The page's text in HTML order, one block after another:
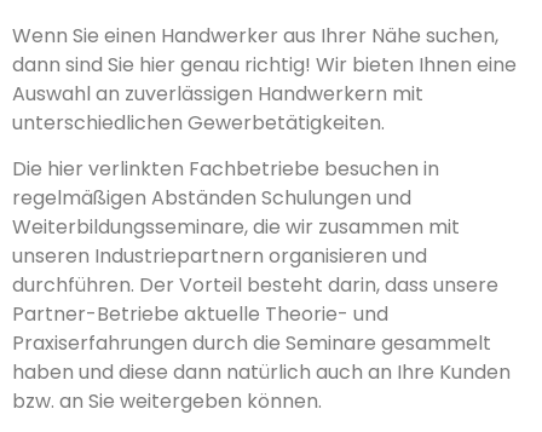
Wenn Sie einen Handwerker aus Ihrer Nähe suchen,
dann sind Sie hier genau richtig! Wir bieten Ihnen eine
Auswahl an zuverlässigen Handwerkern mit
unterschiedlichen Gewerbetätigkeiten.
Die hier verlinkten Fachbetriebe besuchen in
regelmäßigen Abständen Schulungen und
Weiterbildungsseminare, die wir zusammen mit
unseren Industriepartnern organisieren und
durchführen. Der Vorteil besteht darin, dass unsere
Partner-Betriebe aktuelle Theorie- und
Praxiserfahrungen durch die Seminare gesammelt
haben und diese dann natürlich auch an Ihre Kunden
bzw. an Sie weitergeben können.